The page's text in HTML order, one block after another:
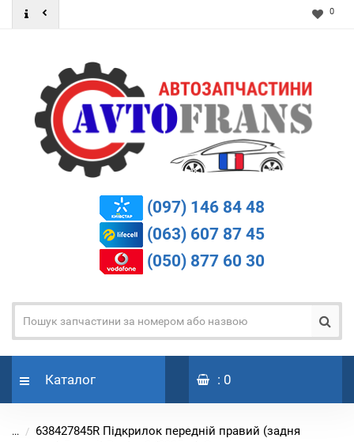
0
(097) 146 84 48
(063) 607 87 45
(050) 877 60 30
Каталог : 0
...
638427845R Підкрилок передній правий (задня